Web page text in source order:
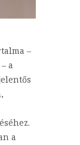
–
a
a